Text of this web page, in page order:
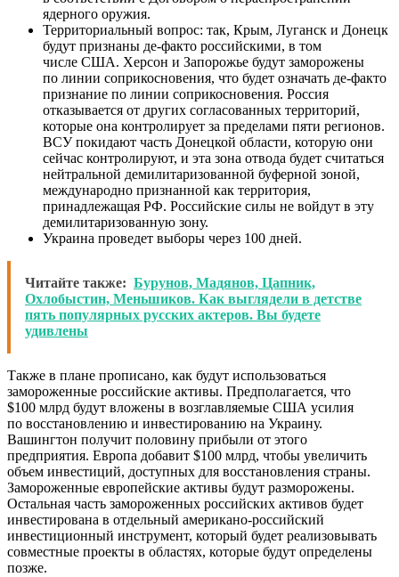
ядерного оружия.
Территориальный вопрос: так, Крым, Луганск и Донецк
будут признаны де-факто российскими, в том
числе США. Херсон и Запорожье будут заморожены
по линии соприкосновения, что будет означать де-факто
признание по линии соприкосновения. Россия
отказывается от других согласованных территорий,
которые она контролирует за пределами пяти регионов.
ВСУ покидают часть Донецкой области, которую они
сейчас контролируют, и эта зона отвода будет считаться
нейтральной демилитаризованной буферной зоной,
международно признанной как территория,
принадлежащая РФ. Российские силы не войдут в эту
демилитаризованную зону.
Украина проведет выборы через 100 дней.
Читайте также: Бурунов, Мадянов, Цапник,
Охлобыстин, Меньшиков. Как выглядели в детстве
пять популярных русских актеров. Вы будете
удивлены
Также в плане прописано, как будут использоваться
замороженные российские активы. Предполагается, что
$100 млрд будут вложены в возглавляемые США усилия
по восстановлению и инвестированию на Украину.
Вашингтон получит половину прибыли от этого
предприятия. Европа добавит $100 млрд, чтобы увеличить
объем инвестиций, доступных для восстановления страны.
Замороженные европейские активы будут разморожены.
Остальная часть замороженных российских активов будет
инвестирована в отдельный американо-российский
инвестиционный инструмент, который будет реализовывать
совместные проекты в областях, которые будут определены
позже.